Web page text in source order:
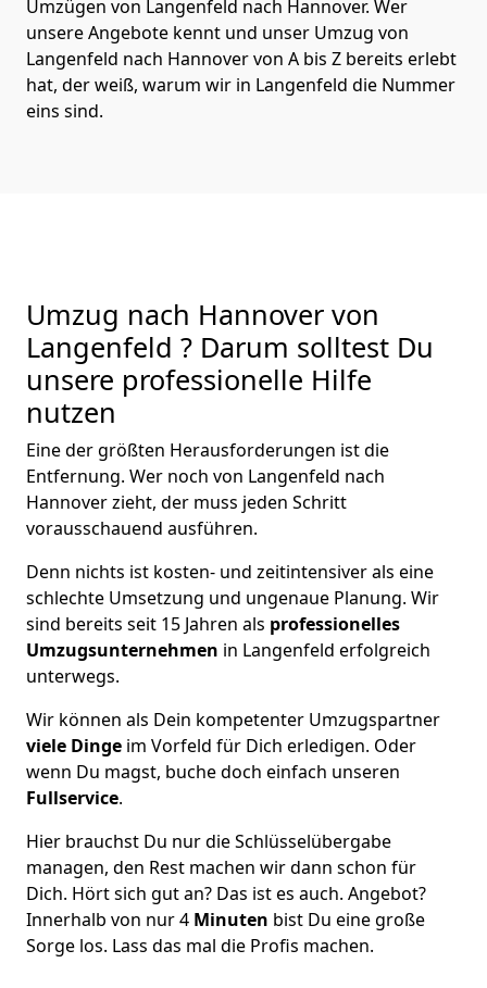
Umzügen von Langenfeld nach Hannover. Wer
unsere Angebote kennt und unser Umzug von
Langenfeld nach Hannover von A bis Z bereits erlebt
hat, der weiß, warum wir in Langenfeld die Nummer
eins sind.
Umzug nach Hannover von
Langenfeld ? Darum solltest Du
unsere professionelle Hilfe
nutzen
Eine der größten Herausforderungen ist die
Entfernung. Wer noch von Langenfeld nach
Hannover zieht, der muss jeden Schritt
vorausschauend ausführen.
Denn nichts ist kosten- und zeitintensiver als eine
schlechte Umsetzung und ungenaue Planung. Wir
sind bereits seit 15 Jahren als professionelles
Umzugsunternehmen in Langenfeld erfolgreich
unterwegs.
Wir können als Dein kompetenter Umzugspartner
viele Dinge im Vorfeld für Dich erledigen. Oder
wenn Du magst, buche doch einfach unseren
Fullservice.
Hier brauchst Du nur die Schlüsselübergabe
managen, den Rest machen wir dann schon für
Dich. Hört sich gut an? Das ist es auch. Angebot?
Innerhalb von nur 4 Minuten bist Du eine große
Sorge los. Lass das mal die Profis machen.